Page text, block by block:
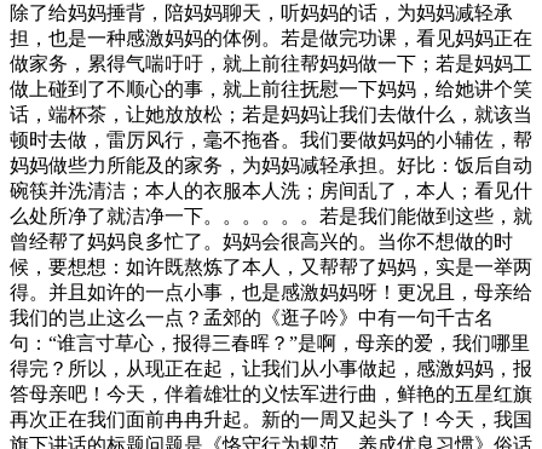
除了给妈妈捶背，陪妈妈聊天，听妈妈的话，为妈妈减轻承
担，也是一种感激妈妈的体例。若是做完功课，看见妈妈正在
做家务，累得气喘吁吁，就上前往帮妈妈做一下；若是妈妈工
做上碰到了不顺心的事，就上前往抚慰一下妈妈，给她讲个笑
话，端杯茶，让她放放松；若是妈妈让我们去做什么，就该当
顿时去做，雷厉风行，毫不拖沓。我们要做妈妈的小辅佐，帮
妈妈做些力所能及的家务，为妈妈减轻承担。好比：饭后自动
碗筷并洗清洁；本人的衣服本人洗；房间乱了，本人；看见什
么处所净了就洁净一下。。。。。。若是我们能做到这些，就
曾经帮了妈妈良多忙了。妈妈会很高兴的。当你不想做的时
候，要想想：如许既熬炼了本人，又帮帮了妈妈，实是一举两
得。并且如许的一点小事，也是感激妈妈呀！更况且，母亲给
我们的岂止这么一点？孟郊的《逛子吟》中有一句千古名
句：“谁言寸草心，报得三春晖？”是啊，母亲的爱，我们哪里
得完？所以，从现正在起，让我们从小事做起，感激妈妈，报
答母亲吧！今天，伴着雄壮的义怯军进行曲，鲜艳的五星红旗
再次正在我们面前冉冉升起。新的一周又起头了！今天，我国
旗下讲话的标题问题是《恪守行为规范，养成优良习惯》俗话